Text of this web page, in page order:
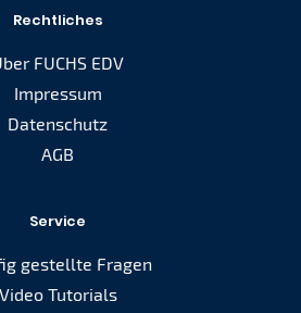
Rechtliches
FUCHS EDV
Impressum
Datenschutz
AGB
Service
gestellte Fragen
Video Tutorials